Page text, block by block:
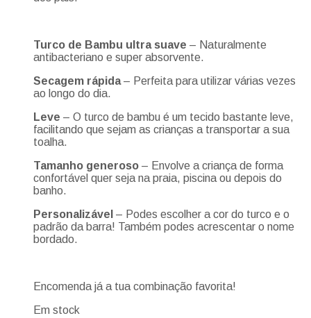
Turco de Bambu ultra suave – Naturalmente
antibacteriano e super absorvente.
Secagem rápida– Perfeita para utilizar várias vezes
ao longo do dia.
Leve – O turco de bambu é um tecido bastante leve,
facilitando que sejam as crianças a transportar a sua
toalha.
Tamanho generoso – Envolve a criança de forma
confortável quer seja na praia, piscina ou depois do
banho.
Personalizável – Podes escolher a cor do turco e o
padrão da barra! Também podes acrescentar o nome
bordado.
Encomenda já a tua combinação favorita!
Em stock